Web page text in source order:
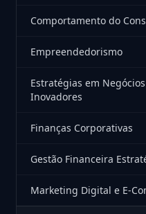
Comportamento do
Empreendedorismo
Estratégias em Negócios
Inovadores
Finanças Corporativas
Gestão Financeira
Marketing Digital e E-